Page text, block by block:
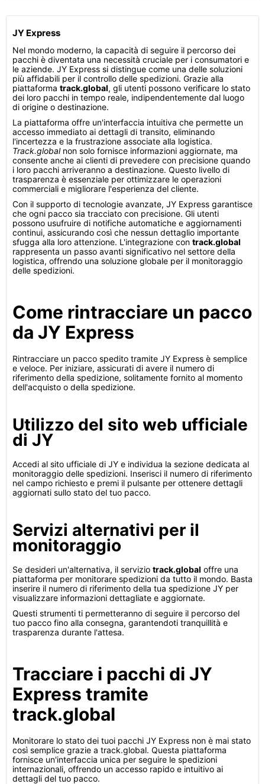
JY Express
Nel mondo moderno, la capacità di seguire il percorso dei
pacchi è diventata una necessità cruciale per i consumatori e
le aziende. JY Express si distingue come una delle soluzioni
più affidabili per il controllo delle spedizioni. Grazie alla
piattaforma track.global, gli utenti possono verificare lo stato
dei loro pacchi in tempo reale, indipendentemente dal luogo
di origine o destinazione.
La piattaforma offre un'interfaccia intuitiva che permette un
accesso immediato ai dettagli di transito, eliminando
l'incertezza e la frustrazione associate alla logistica.
Track.globalnon solo fornisce informazioni aggiornate, ma
consente anche ai clienti di prevedere con precisione quando
i loro pacchi arriveranno a destinazione. Questo livello di
trasparenza è essenziale per ottimizzare le operazioni
commerciali e migliorare l'esperienza del cliente.
Con il supporto di tecnologie avanzate, JY Express garantisce
che ogni pacco sia tracciato con precisione. Gli utenti
possono usufruire di notifiche automatiche e aggiornamenti
continui, assicurando così che nessun dettaglio importante
sfugga alla loro attenzione. L'integrazione con track.global
rappresenta un passo avanti significativo nel settore della
logistica, offrendo una soluzione globale per il monitoraggio
delle spedizioni.
Come rintracciare un pacco
da JY Express
Rintracciare un pacco spedito tramite JY Express è semplice
e veloce. Per iniziare, assicurati di avere il numero di
riferimento della spedizione, solitamente fornito al momento
dell'acquisto o della spedizione.
Utilizzo del sito web ufficiale
di JY
Accedi al sito ufficiale di JY e individua la sezione dedicata al
monitoraggio delle spedizioni. Inserisci il numero di riferimento
nel campo richiesto e premi il pulsante per ottenere dettagli
aggiornati sullo stato del tuo pacco.
Servizi alternativi per il
monitoraggio
Se desideri un'alternativa, il servizio track.global offre una
piattaforma per monitorare spedizioni da tutto il mondo. Basta
inserire il numero di riferimento della tua spedizione JY per
visualizzare informazioni dettagliate e aggiornate.
Questi strumenti ti permetteranno di seguire il percorso del
tuo pacco fino alla consegna, garantendoti tranquillità e
trasparenza durante l'attesa.
Tracciare i pacchi di JY
Express tramite
track.global
Monitorare lo stato dei tuoi pacchi JY Express non è mai stato
così semplice grazie a track.global. Questa piattaforma
fornisce un'interfaccia unica per seguire le spedizioni
internazionali, offrendo un accesso rapido e intuitivo ai
dettagli del tuo pacco.